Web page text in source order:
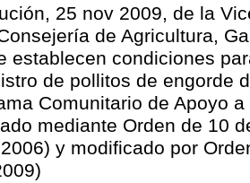
25 nov 2009, de la
de Agricultura,
establecen condiciones
de pollitos de engorde
Comunitario de Apoyo
mediante Orden de 10
y modificado por